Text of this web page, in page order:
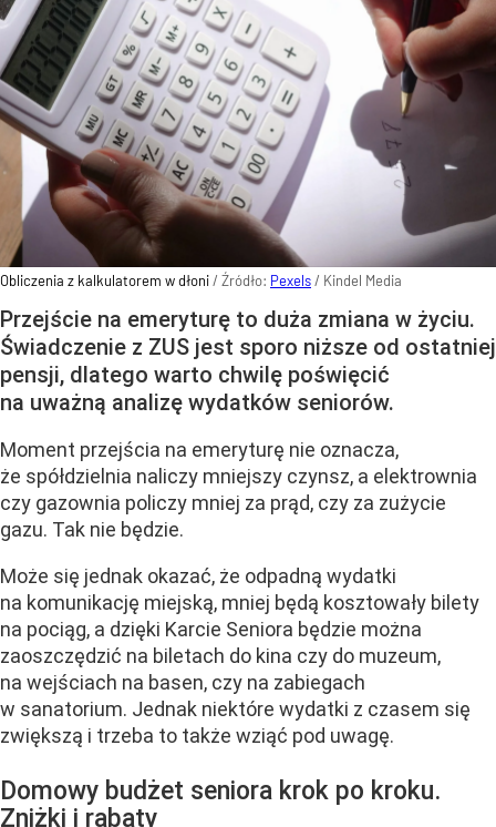
Obliczenia z kalkulatorem w dłoni/ Źródło: Pexels/ Kindel Media
Przejście na emeryturę to duża zmiana w życiu.
Świadczenie z ZUS jest sporo niższe od ostatniej
pensji, dlatego warto chwilę poświęcić
na uważną analizę wydatków seniorów.
Moment przejścia na emeryturę nie oznacza,
że spółdzielnia naliczy mniejszy czynsz, a elektrownia
czy gazownia policzy mniej za prąd, czy za zużycie
gazu. Tak nie będzie.
Może się jednak okazać, że odpadną wydatki
na komunikację miejską, mniej będą kosztowały bilety
na pociąg, a dzięki Karcie Seniora będzie można
zaoszczędzić na biletach do kina czy do muzeum,
na wejściach na basen, czy na zabiegach
w sanatorium. Jednak niektóre wydatki z czasem się
zwiększą i trzeba to także wziąć pod uwagę.
Domowy budżet seniora krok po kroku.
Zniżki i rabaty